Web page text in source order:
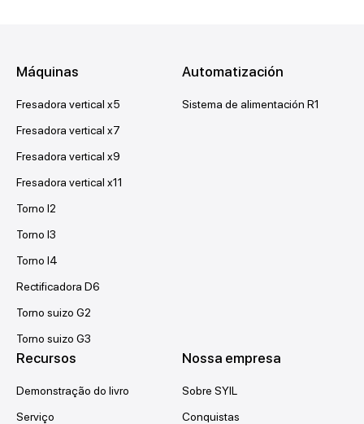
Máquinas
Fresadora vertical x5
Fresadora vertical x7
Fresadora vertical x9
Fresadora vertical x11
Torno l2
Torno l3
Torno l4
Rectificadora D6
Torno suizo G2
Torno suizo G3
Automatización
Sistema de alimentación R1
Recursos
Demonstração do livro
Serviço
Nossa empresa
Sobre SYIL
Conquistas